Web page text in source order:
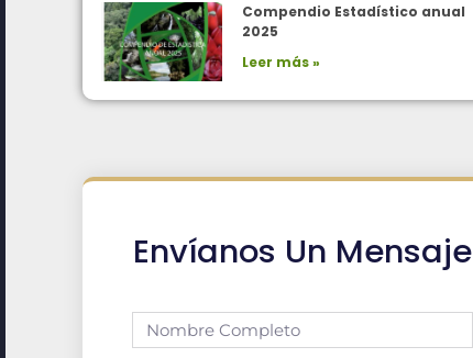
Compendio Estadístico anual
2025
Leer más »
Envíanos Un Mensaje